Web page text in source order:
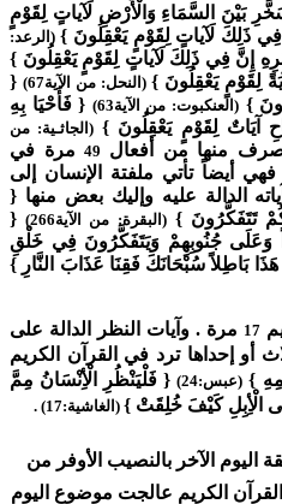
بَيْنَ السَّمَاءِ وَالْأَرْضِ لَآياتٍ لِقَوْمٍ
ذَلِكَ لَآياتٍ لِقَوْمٍ يَعْقِلُونَ } (الرعد:
إِنَّ فِي ذَلِكَ لَآياتٍ لِقَوْمٍ يَعْقِلُونَ }
لِقَوْمٍ يَعْقِلُونَ }(النحل: من الآية67)
{
} (العنكبوت: من الآية63)
{ فَأَحْيَا بِهِ
آيَاتٌ لِقَوْمٍ يَعْقِلُونَ } (الجاثـية: من
منها من أفعال
مرة في
فهي أيضاً تأتي ملفتة الإنسان إلى
الدالة عليه وإليك بعض منها {
تَتَفَكَّرُونَ }(البقرة: من الآية266)
{
وَعَلَى جُنُوبِهِمْ وَيَتَفَكَّرُونَ فِي خَلْقِ
بَاطِلاً سُبْحَانَكَ فَقِنَا عَذَابَ النَّارِ }
17 مرة . وآيات النظر الدالة على
أو إحداها ترد في القرآن الكريم
} (عبس:24)
{ فَلْيَنْظُرِ الْأِنْسَانُ مِمَّ
الْأِبِلِ كَيْفَ خُلِقَتْ } (الغاشية:17) .
اليوم الآخر بالنصيب الأوفر من
الكريم عالجت موضوع اليوم